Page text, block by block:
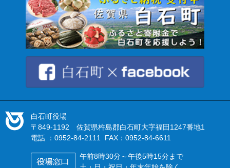
白石町役場
〒849-1192 佐賀県杵島郡白石町大字福田1247番地1
電話 ：0952-84-2111 FAX：0952-84-6611
午前8時30分～午後5時15分まで